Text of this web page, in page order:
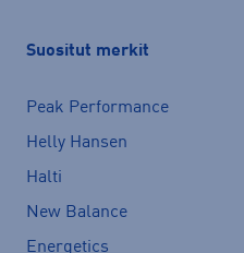
Suositut merkit
Peak Performance
Helly Hansen
Halti
New Balance
Energetics